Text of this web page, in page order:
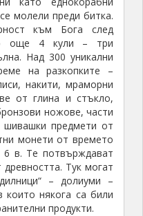
молели преди битка.
към Бога след
още 4 кули – три
Над 300 уникални
на разкопките –
накити, мраморни
от глина и стъкло,
ножове, части
шивашки предмети от
монети от времето
в. Те потвърждават
Тук могат
– долиуми –
които някога са били
продукти.